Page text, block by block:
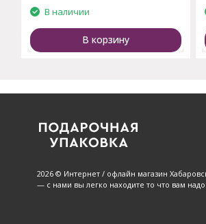
В наличии
В корзину
2026 © Интернет / офлайн магазин
— с нами вы легко находите то что вам надо